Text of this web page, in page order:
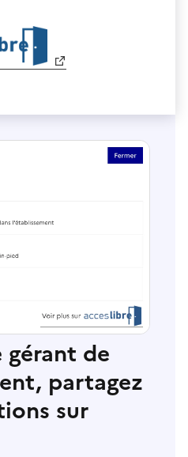
gérant de
partagez
sur